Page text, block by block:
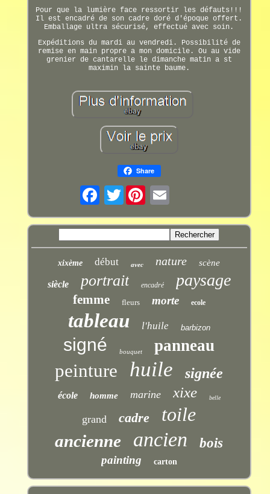
Pour que la lumière face ressortir les défauts!!!
Il est encadré de son cadre doré d'époque offert.
Emballage ultra sécurisé, effectué avec soin.
Expéditions du mardi au vendredi. Possibilité de
remise en main propre a mon domicile. Ou au vide
grenier de cantarelle le dimanche matin a st
maximin la sainte baume.
Share
Twitter
xixème début avec nature scène
siècle portrait encadré paysage
femme fleurs morte ecole
tableau l'huile barbizon
signé bouquet panneau
peinture huile signée
école homme marine xixe belle
grand cadre toile
ancienne ancien bois
painting carton